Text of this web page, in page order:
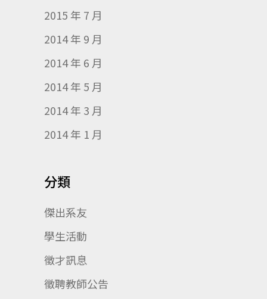
2015 年 7 月
2014 年 9 月
2014 年 6 月
2014 年 5 月
2014 年 3 月
2014 年 1 月
分類
傑出系友
學生活動
徵才訊息
徵聘教師公告